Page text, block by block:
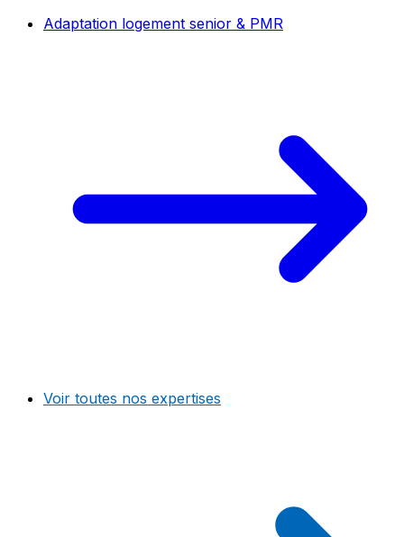
Adaptation logement senior & PMR
Voir toutes nos expertises